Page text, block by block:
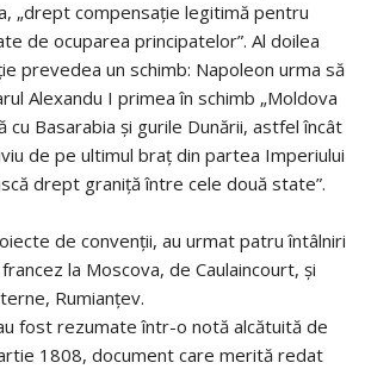
„drept compensație legitimă pentru
de ocuparea principatelor”. Al doilea
prevedea un schimb: Napoleon urma să
Alexandu I primea în schimb „Moldova
cu Basarabia și gurile Dunării, astfel încât
de pe ultimul braț din partea Imperiului
drept graniță între cele două state”.
de convenții, au urmat patru întâlniri
la Moscova, de Caulaincourt, și
Rumianțev.
fost rezumate într-o notă alcătuită de
1808, document care merită redat